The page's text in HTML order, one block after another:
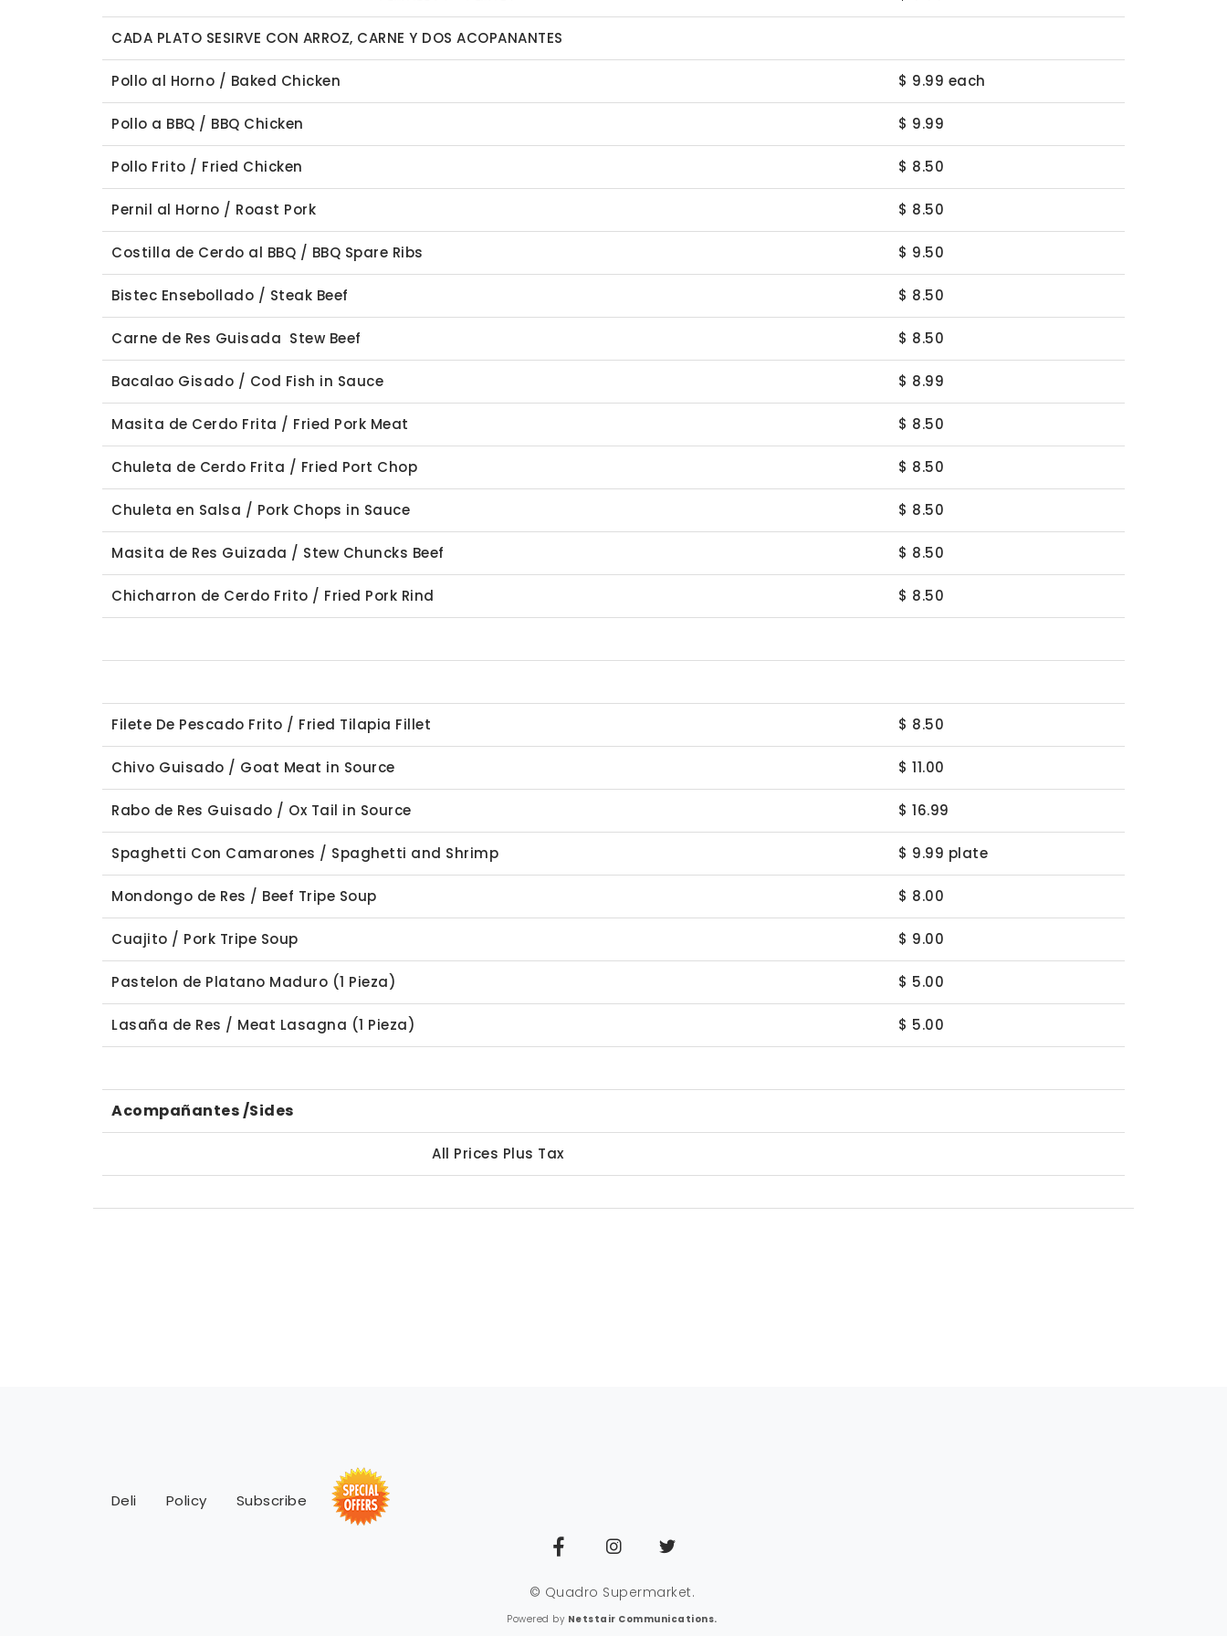
CADA PLATO SESIRVE CON ARROZ, CARNE Y DOS ACOPANANTES
Pollo al Horno / Baked Chicken $ 9.99 each
Pollo a BBQ / BBQ Chicken $ 9.99
Pollo Frito / Fried Chicken $ 8.50
Pernil al Horno / Roast Pork $ 8.50
Costilla de Cerdo al BBQ / BBQ Spare Ribs $ 9.50
Bistec Ensebollado / Steak Beef $ 8.50
Carne de Res Guisada Stew Beef $ 8.50
Bacalao Gisado / Cod Fish in Sauce $ 8.99
Masita de Cerdo Frita / Fried Pork Meat $ 8.50
Chuleta de Cerdo Frita / Fried Port Chop $ 8.50
Chuleta en Salsa / Pork Chops in Sauce $ 8.50
Masita de Res Guizada / Stew Chuncks Beef $ 8.50
Chicharron de Cerdo Frito / Fried Pork Rind $ 8.50
Filete De Pescado Frito / Fried Tilapia Fillet $ 8.50
Chivo Guisado / Goat Meat in Source $ 11.00
Rabo de Res Guisado / Ox Tail in Source $ 16.99
Spaghetti Con Camarones / Spaghetti and Shrimp $ 9.99 plate
Mondongo de Res / Beef Tripe Soup $ 8.00
Cuajito / Pork Tripe Soup $ 9.00
Pastelon de Platano Maduro (1 Pieza) $ 5.00
Lasaña de Res / Meat Lasagna (1 Pieza) $ 5.00
Acompañantes /Sides
All Prices Plus Tax
Deli Policy Subscribe
© Quadro Supermarket.
Powered by Netstair Communications.